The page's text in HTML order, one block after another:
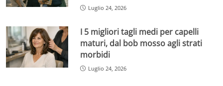
Luglio 24, 2026
I 5 migliori tagli medi per capelli
maturi, dal bob mosso agli strati
morbidi
Luglio 24, 2026